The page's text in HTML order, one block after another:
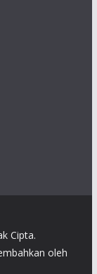
Cipta.
oleh